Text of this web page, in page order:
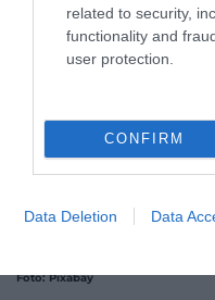
related to security,
functionality and
user protection.
CONFIRM
Data Deletion Data
Foto: Pixabay